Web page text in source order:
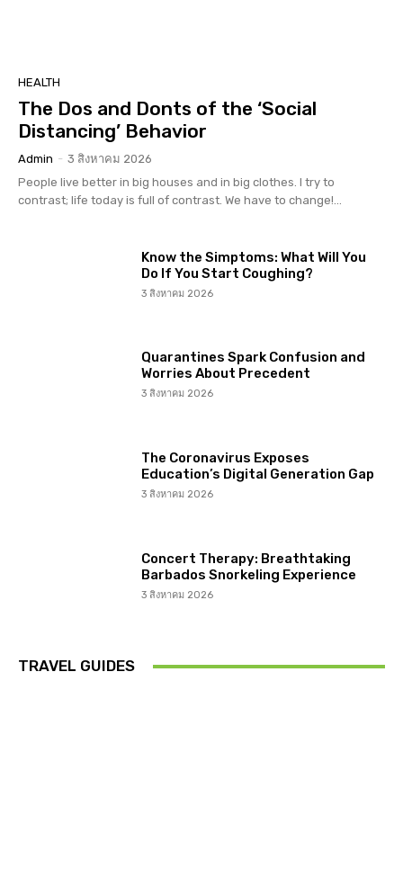
HEALTH
The Dos and Donts of the ‘Social
Distancing’ Behavior
Admin - 3 สิงหาคม 2026
People live better in big houses and in big clothes. I try to
contrast; life today is full of contrast. We have to change!...
Know the Simptoms: What Will You
Do If You Start Coughing?
3 สิงหาคม 2026
Quarantines Spark Confusion and
Worries About Precedent
3 สิงหาคม 2026
The Coronavirus Exposes
Education’s Digital Generation Gap
3 สิงหาคม 2026
Concert Therapy: Breathtaking
Barbados Snorkeling Experience
3 สิงหาคม 2026
TRAVEL GUIDES